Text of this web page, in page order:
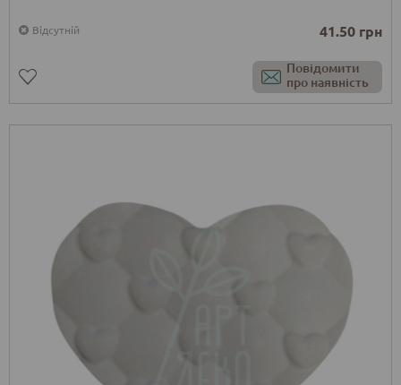
Відсутній 41.50 грн
Повідомити
про наявність